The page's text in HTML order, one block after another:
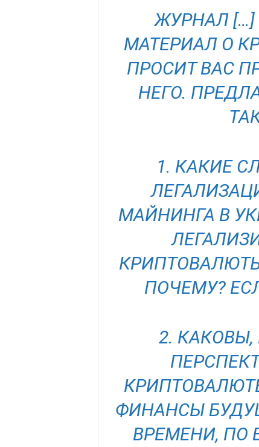
ЖУРНАЛ
МАТЕРИАЛ О
ПРОСИТ ВАС
НЕГО.
1. КАКИЕ
МАЙНИНГА В
ПОЧЕМУ?
2.
ФИНАНСЫ
ВРЕМЕНИ, ПО